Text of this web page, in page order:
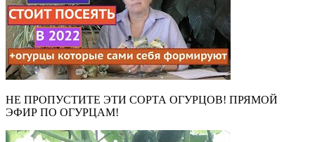
НЕ ПРОПУСТИТЕ ЭТИ СОРТА ОГУРЦОВ! ПРЯМОЙ
ЭФИР ПО ОГУРЦАМ!